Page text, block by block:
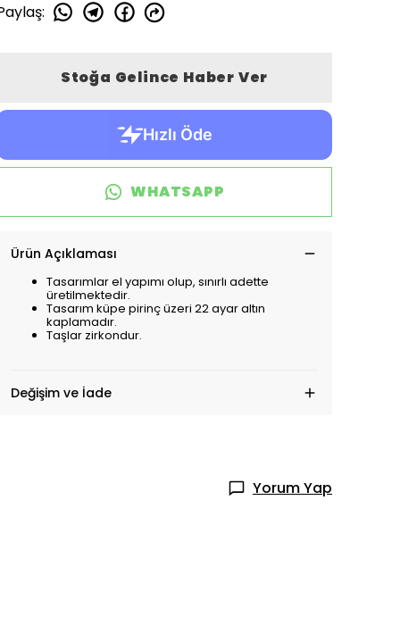
:
Stoğa Gelince Haber Ver
WHATSAPP
Ürün Açıklaması
Tasarımlar el yapımı olup, sınırlı adette
üretilmektedir.
Tasarım küpe pirinç üzeri 22 ayar altın
kaplamadır.
Taşlar zirkondur.
Değişim ve İade
Yorum Yap